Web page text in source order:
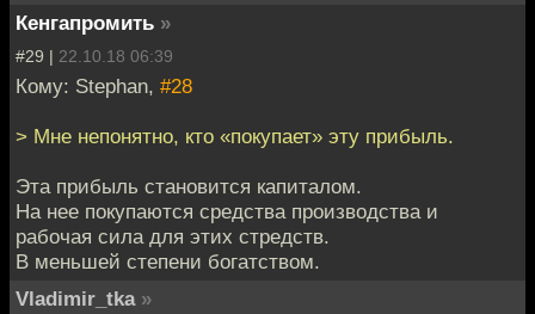
Кенгапромить »
#29 | 22.10.18 06:39
Кому: Stephan, #28
> Мне непонятно, кто «покупает» эту прибыль.
Эта прибыль становится капиталом.
На нее покупаются средства производства и
рабочая сила для этих стредств.
В меньшей степени богатством.
Vladimir_tka »